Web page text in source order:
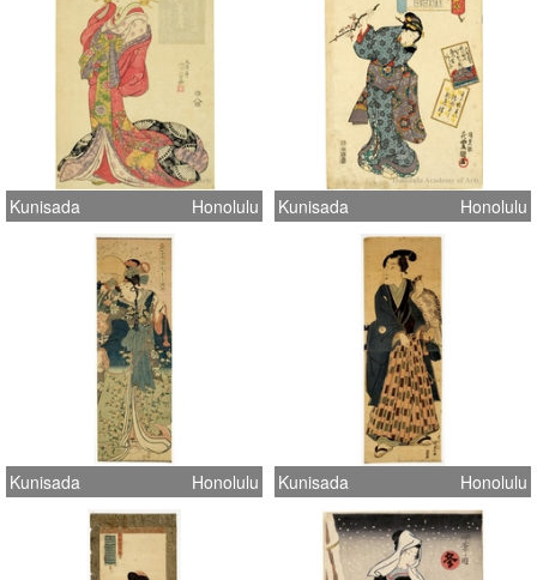
Kunisada Honolulu Kunisada Honolulu
Kunisada Honolulu Kunisada Honolulu